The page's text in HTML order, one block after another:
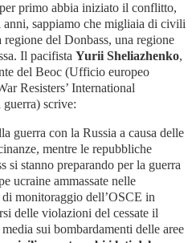
primo abbia iniziato il conflitto,
sappiamo che migliaia di civili
del Donbass, una regione
Il pacifista Yurii Sheliazhenko,
del Beoc (Ufficio europeo
Resisters’ International
guerra) scrive:
guerra con la Russia a causa delle
mentre le repubbliche
si stanno preparando per la guerra
ucraine ammassate nelle
monitoraggio dell’OSCE in
delle violazioni del cessate il
sui bombardamenti delle aree